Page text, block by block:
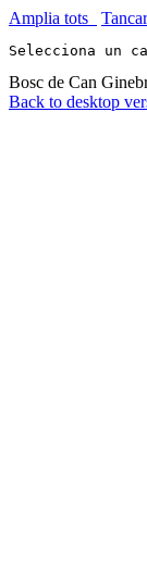
Amplia tots
Selecciona un
Bosc de Can
Back to desktop